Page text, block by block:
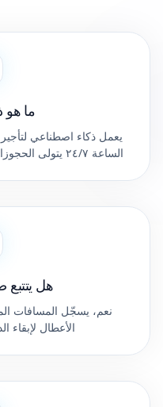
ما هو
يعمل ذكاء اصطناعي
الساعة ٢٤/٧ يتولى الحجوزات وفحوص التوفر وأسئلة العملاء.
هل
نعم، يسجّل المسافات
الأعطال لإبقاء